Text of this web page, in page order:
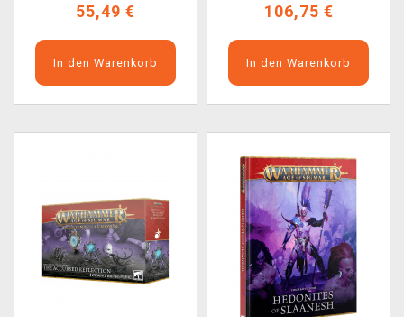
55,49 €
In den Warenkorb
106,75 €
In den Warenkorb